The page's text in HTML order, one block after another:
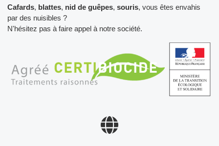
Cafards, blattes, nid de guêpes, souris, vous êtes envahis
par des nuisibles ?
N'hésitez pas à faire appel à notre société.